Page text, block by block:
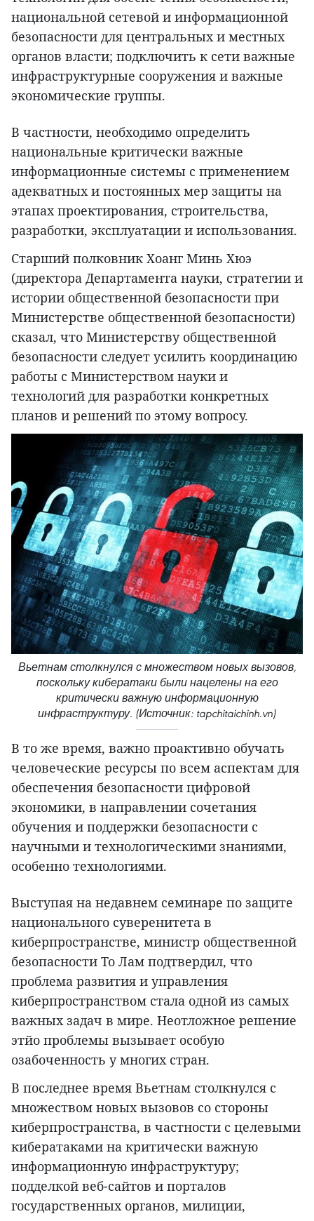
национальной сетевой и информационной
безопасности для центральных и местных
органов власти; подключить к сети важные
инфраструктурные сооружения и важные
экономические группы.
В частности, необходимо определить
национальные критически важные
информационные системы с применением
адекватных и постоянных мер защиты на
этапах проектирования, строительства,
разработки, эксплуатации и использования.
Старший полковник Хоанг Минь Хюэ
(директора Департамента науки, стратегии и
истории общественной безопасности при
Министерстве общественной безопасности)
сказал, что Министерству общественной
безопасности следует усилить координацию
работы с Министерством науки и
технологий для разработки конкретных
планов и решений по этому вопросу.
Вьетнам столкнулся с множеством новых вызовов,
поскольку кибератаки были нацелены на его
критически важную информационную
инфраструктуру. (Источник: tapchitaichinh.vn)
В то же время, важно проактивно обучать
человеческие ресурсы по всем аспектам для
обеспечения безопасности цифровой
экономики, в направлении сочетания
обучения и поддержки безопасности с
научными и технологическими знаниями,
особенно технологиями.
Выступая на недавнем семинаре по защите
национального суверенитета в
киберпространстве, министр общественной
безопасности То Лам подтвердил, что
проблема развития и управления
киберпространством стала одной из самых
важных задач в мире. Неотложное решение
этйо проблемы вызывает особую
озабоченность у многих стран.
В последнее время Вьетнам столкнулся с
множеством новых вызовов со стороны
киберпространства, в частности с целевыми
кибератаками на критически важную
информационную инфраструктуру;
подделкой веб-сайтов и порталов
государственных органов, милиции,